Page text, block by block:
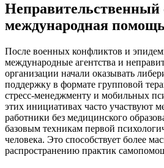
Неправительственный
международная помощь
После военных конфликтов и
международные агентства и
организации начали оказывать
поддержку в формате групповой
стресс-менеджменту и мобильных
этих инициативах часто участвуют
работники без медицинского
базовым техникам первой
человека. Это способствует более
распространению практик